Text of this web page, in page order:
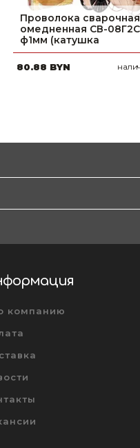
Проволока сварочная
омедненная СВ-08Г2С
ф1мм (катушка
80.88 BYN
компанию